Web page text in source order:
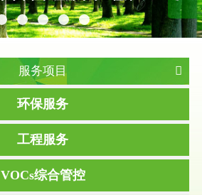
服务项目
环保服务
工程服务
VOCs综合管控